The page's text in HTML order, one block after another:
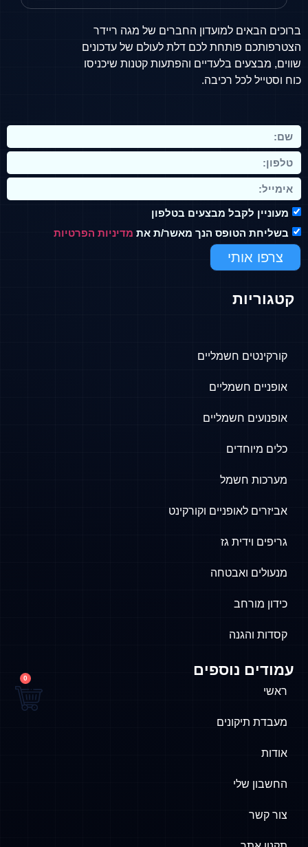
ברוכים הבאים למועדון החברים של מגה ריידר
הצטרפותכם פותחת לכם דלת לעולם של עדכונים
שווים, מבצעים בלעדיים והפתעות קטנות שיכניסו
כוח וסטייל לכל רכיבה.
מעוניין לקבל מבצעים בטלפון
בשליחת הטופס הנך מאשר/ת את מדיניות הפרטיות
צרפו אותי
קטגוריות
קורקינטים חשמליים
אופניים חשמליים
אופנועים חשמליים
כלים מיוחדים
מערכות חשמל
אביזרים לאופניים וקורקינט
גריפים וידית גז
מנעולים ואבטחה
כידון מורחב
קסדות והגנה
עמודים נוספים
ראשי
מעבדת תיקונים
אודות
החשבון שלי
צור קשר
0